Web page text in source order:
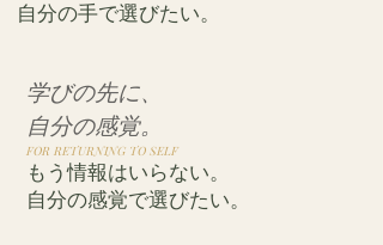
自分の手で選びたい。
学びの先に、
自分の感覚。
FOR RETURNING TO SELF
もう情報はいらない。
自分の感覚で選びたい。